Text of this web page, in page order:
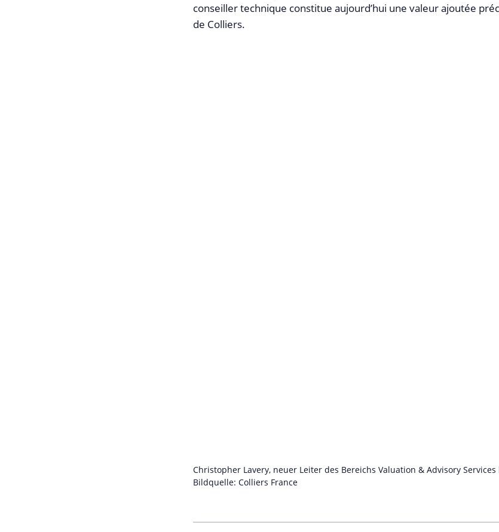
conseiller technique constitue aujourd’hui une valeur ajoutée
de Colliers.
Christopher Lavery, neuer Leiter des Bereichs Valuation & Advisory Services
Bildquelle: Colliers France